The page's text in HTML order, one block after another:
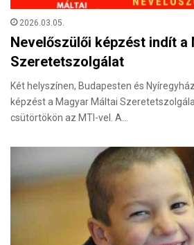
2026.03.05.
Nevelőszülői képzést indít a
Szeretetszolgálat
Két helyszínen, Budapesten és
képzést a Magyar Máltai
csütörtökön az MTI-vel. A…